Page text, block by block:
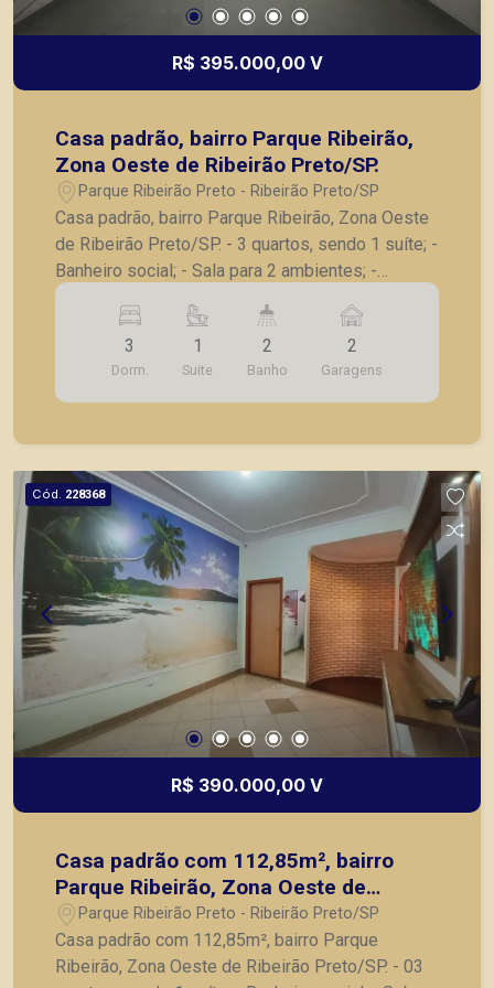
R$ 395.000,00 V
Casa padrão, bairro Parque Ribeirão,
Zona Oeste de Ribeirão Preto/SP.
Parque Ribeirão Preto - Ribeirão Preto/SP
Casa padrão, bairro Parque Ribeirão, Zona Oeste
de Ribeirão Preto/SP. - 3 quartos, sendo 1 suíte; -
Banheiro social; - Sala para 2 ambientes; -
Cozinha ampla; - Área gourmet; - Área de serviço;
- 2 vagas de garagem cobertas. - Casa está
finalizando a construção. Primeira habitação. Fino
acabamento, será entregue com a marcenaria
completa do imóvel, esquadrias de alumínio de
farmácia, padaria, sorveteria e dentre outros. Seja
para vender, alugar ou adquirir seu imóvel entre
em contato com a Piramid Imóveis, a sua
imobiliária em Ribeirão Preto.
3
Dorm.
1
Suite
2
Banho
2
Garagens
Cód. 228368
R$ 390.000,00 V
Casa padrão com 112,85m², bairro
Parque Ribeirão, Zona Oeste de
Ribeirão Preto/SP.
Parque Ribeirão Preto - Ribeirão Preto/SP
Casa padrão com 112,85m², bairro Parque
Ribeirão, Zona Oeste de Ribeirão Preto/SP. - 03